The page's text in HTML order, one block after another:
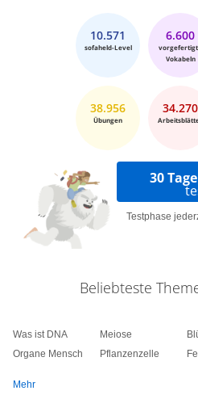
10.571
sofaheld-Level
6.600
Vokabeln
38.956
Übungen
34.270
30 Tage
Testphase
Beliebteste
Was ist DNA
Organe Mensch
Meiose
Pflanzenzelle
Mehr